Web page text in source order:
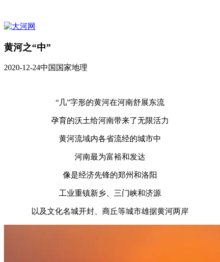
黄河之“中”
2020-12-24中国国家地理
“几”字形的黄河在河南舒展东流
孕育的沃土给河南带来了无限活力
黄河流域内各省流经的城市中
河南最为富裕和发达
像是经济先锋的郑州和洛阳
工业重镇新乡、三门峡和济源
以及文化名城开封、商丘等城市雄据黄河两岸